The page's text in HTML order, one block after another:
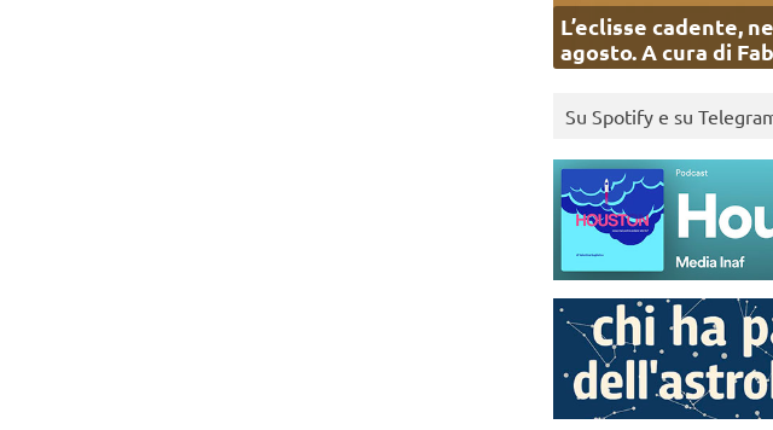
L’eclisse cadente,
agosto. A cura di
Su Spotify e su